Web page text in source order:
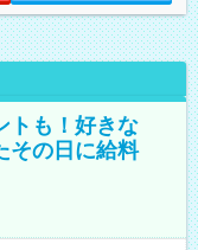
トも！好きな
その日に給料